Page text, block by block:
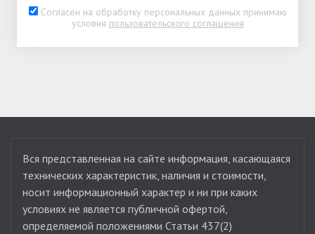
Согласен на обработку персональных данных принимаю
условия пользовательского соглашения
Вся представленная на сайте информация, касающаяся
технических характеристик, наличия и стоимости,
носит информационный характер и ни при каких
условиях не является публичной офертой,
определяемой положениями Статьи 437(2)